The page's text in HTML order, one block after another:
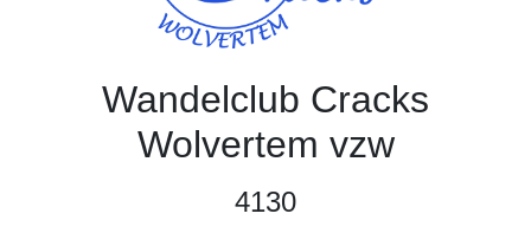
Wandelclub Cracks
Wolvertem vzw
4130